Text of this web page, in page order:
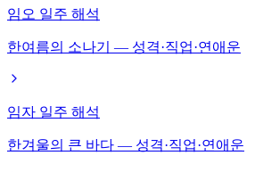
임오 일주 해석
한여름의 소나기 — 성격·직업·연애운
임자 일주 해석
한겨울의 큰 바다 — 성격·직업·연애운